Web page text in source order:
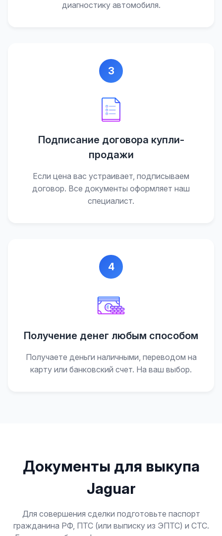
диагностику автомобиля.
3
Подписание договора купли-
продажи
Если цена вас устраивает, подписываем
договор. Все документы оформляет наш
специалист.
4
Получение денег любым способом
Получаете деньги наличными, переводом на
карту или банковский счет. На ваш выбор.
Документы для выкупа
Jaguar
Для совершения сделки подготовьте паспорт
гражданина РФ, ПТС (или выписку из ЭПТС) и СТС.